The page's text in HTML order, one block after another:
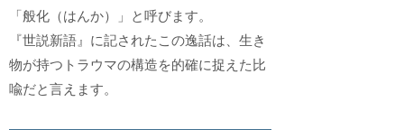
「般化（はんか）」と呼びます。
『世説新語』に記されたこの逸話は、生き
物が持つトラウマの構造を的確に捉えた比
喩だと言えます。